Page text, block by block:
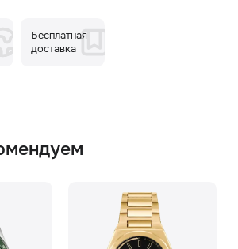
Бесплатная
доставка